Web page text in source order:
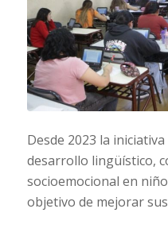
Desde 2023 la
desarrollo lingüístico,
socioemocional en
objetivo de mejorar